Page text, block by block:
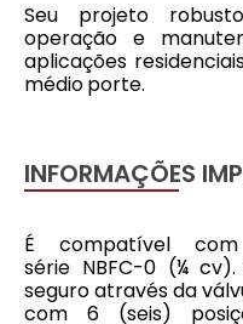
Seu projeto
operação e
aplicações
médio porte.
INFORMAÇÕES
É compatível
série NBFC-0 (¼
seguro através da
com 6 (seis)